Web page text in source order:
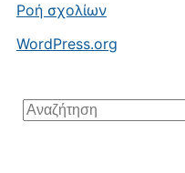
Ροή σχολίων
WordPress.org
Αναζήτηση
για: